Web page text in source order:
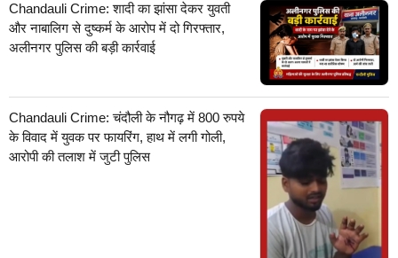
Chandauli Crime: शादी का झांसा देकर युवती
और नाबालिग से दुष्कर्म के आरोप में दो गिरफ्तार,
अलीनगर पुलिस की बड़ी कार्रवाई
Chandauli Crime: चंदौली के नौगढ़ में 800 रुपये
के विवाद में युवक पर फायरिंग, हाथ में लगी गोली,
आरोपी की तलाश में जुटी पुलिस